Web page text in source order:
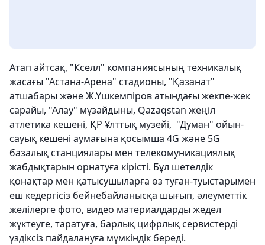
Атап айтсақ, "Кселл" компаниясының техникалық
жасағы "Астана-Арена" стадионы, "Қазанат"
атшабары және Ж.Үшкемпіров атындағы жекпе-жек
сарайы, "Алау" мұзайдыны, Qazaqstan жеңіл
атлетика кешені, ҚР Ұлттық музейі, "Думан" ойын-
сауық кешені аумағына қосымша 4G және 5G
базалық станциялары мен телекомуникациялық
жабдықтарын орнатуға кірісті. Бұл шетелдік
қонақтар мен қатысушыларға өз туған-туыстарымен
еш кедергісіз бейнебайланысқа шығып, әлеуметтік
желілерге фото, видео материалдарды жедел
жүктеуге, таратуға, барлық цифрлық сервистерді
үздіксіз пайдалануға мүмкіндік береді.